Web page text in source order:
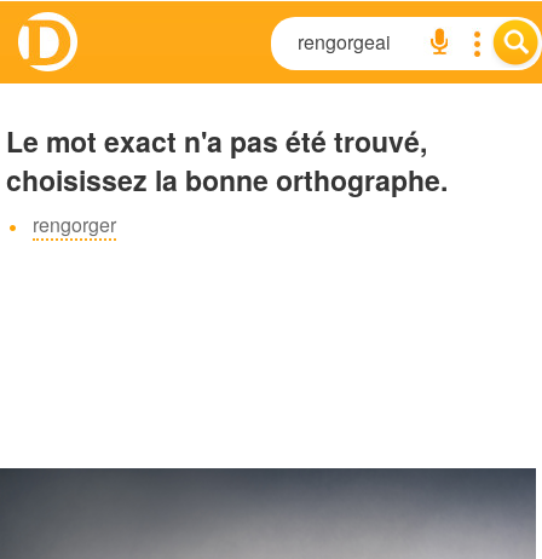
Le mot exact n'a pas été trouvé,
choisissez la bonne orthographe.
rengorger